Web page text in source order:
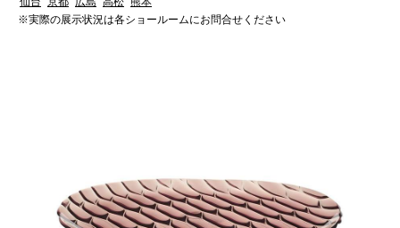
仙台 京都 広島 高松 熊本
※実際の展示状況は各ショールームにお問合せください